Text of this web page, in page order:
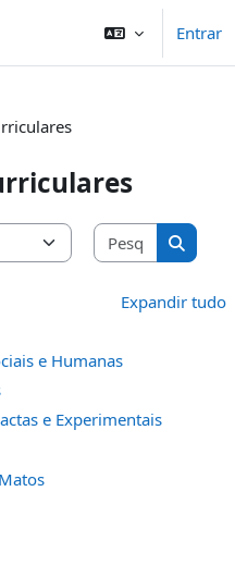
Entrar
Expandir tudo
e Humanas
e Experimentais